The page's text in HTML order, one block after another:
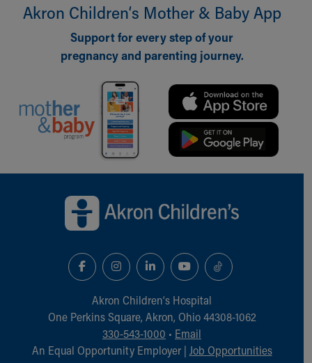
Akron Children‘s Mother & Baby App
Support for every step of your
pregnancy and parenting journey.
Akron Children‘s Hospital
One Perkins Square, Akron, Ohio 44308-1062
330-543-1000 • Email
An Equal Opportunity Employer | Job Opportunities